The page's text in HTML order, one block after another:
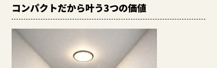
コンパクトだから叶う3つの価値